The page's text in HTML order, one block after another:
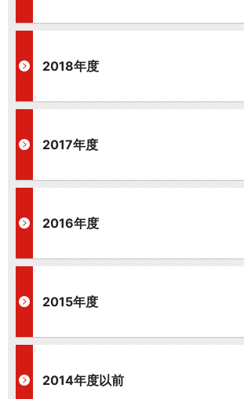
2018年度
2017年度
2016年度
2015年度
2014年度以前